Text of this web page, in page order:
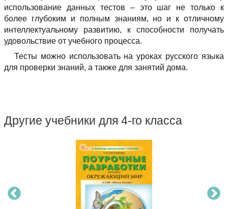
использование данных тестов – это шаг не только к
более глубоким и полным знаниям, но и к отличному
интеллектуальному развитию, к способности получать
удовольствие от учебного процесса.
Тесты можно использовать на уроках русского языка
для проверки знаний, а также для занятий дома.
Другие учебники для 4-го класса